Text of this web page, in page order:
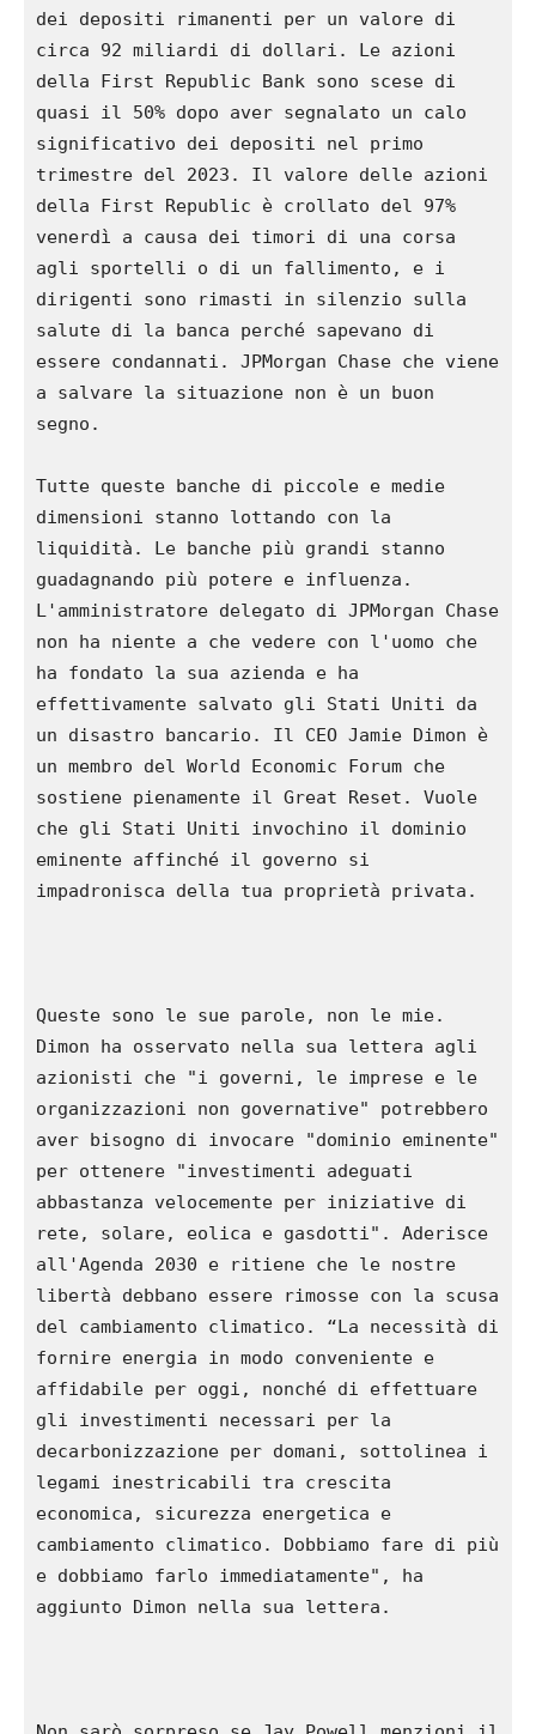
dei depositi rimanenti per un valore di
circa 92 miliardi di dollari. Le azioni
della First Republic Bank sono scese di
quasi il 50% dopo aver segnalato un calo
significativo dei depositi nel primo
trimestre del 2023. Il valore delle azioni
della First Republic è crollato del 97%
venerdì a causa dei timori di una corsa
agli sportelli o di un fallimento, e i
dirigenti sono rimasti in silenzio sulla
salute di la banca perché sapevano di
essere condannati. JPMorgan Chase che viene
a salvare la situazione non è un buon
segno.
Tutte queste banche di piccole e medie
dimensioni stanno lottando con la
liquidità. Le banche più grandi stanno
guadagnando più potere e influenza.
L'amministratore delegato di JPMorgan Chase
non ha niente a che vedere con l'uomo che
ha fondato la sua azienda e ha
effettivamente salvato gli Stati Uniti da
un disastro bancario. Il CEO Jamie Dimon è
un membro del World Economic Forum che
sostiene pienamente il Great Reset. Vuole
che gli Stati Uniti invochino il dominio
eminente affinché il governo si
impadronisca della tua proprietà privata.
Queste sono le sue parole, non le mie.
Dimon ha osservato nella sua lettera agli
azionisti che "i governi, le imprese e le
organizzazioni non governative" potrebbero
aver bisogno di invocare "dominio eminente"
per ottenere "investimenti adeguati
abbastanza velocemente per iniziative di
rete, solare, eolica e gasdotti". Aderisce
all'Agenda 2030 e ritiene che le nostre
libertà debbano essere rimosse con la scusa
del cambiamento climatico. “La necessità di
fornire energia in modo conveniente e
affidabile per oggi, nonché di effettuare
gli investimenti necessari per la
decarbonizzazione per domani, sottolinea i
legami inestricabili tra crescita
economica, sicurezza energetica e
cambiamento climatico. Dobbiamo fare di più
e dobbiamo farlo immediatamente", ha
aggiunto Dimon nella sua lettera.